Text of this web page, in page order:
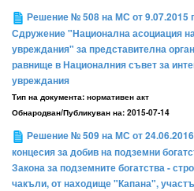
Решение № 508 на МС от 9.07.2015
Сдружение "Национална асоциация
увреждания" за представителна
равнище в Националния съвет за
увреждания
Тип на документа: нормативен акт
Обнародван/Публикуван на: 2015-07-14
Решение № 509 на МС от
концесия за добив на подземни
Закона за подземните богатства -
чакъли, от находище "Капана",